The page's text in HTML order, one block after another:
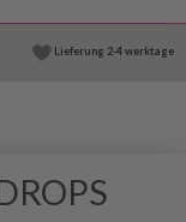
Lieferung 2-4 werktage